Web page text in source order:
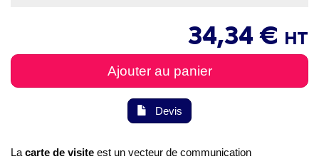
34,34 € HT
Ajouter au panier
Devis
La carte de visite est un vecteur de communication